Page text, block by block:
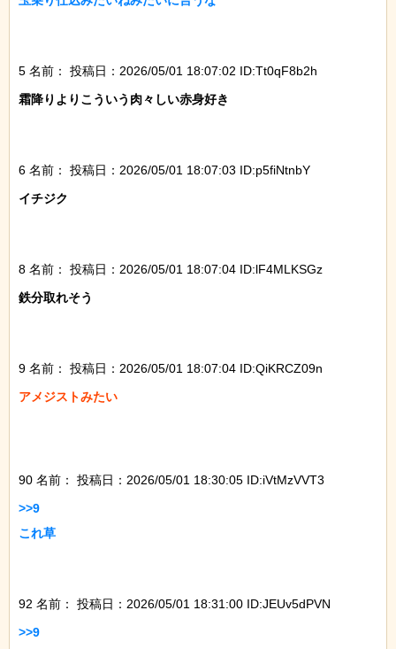
5 名前：
投稿日：2026/05/01 18:07:02 ID:Tt0qF8b2h
霜降りよりこういう肉々しい赤身好き
6 名前：
投稿日：2026/05/01 18:07:03 ID:p5fiNtnbY
イチジク
8 名前：
投稿日：2026/05/01 18:07:04 ID:lF4MLKSGz
鉄分取れそう
9 名前：
投稿日：2026/05/01 18:07:04 ID:QiKRCZ09n
アメジストみたい
90 名前：
投稿日：2026/05/01 18:30:05 ID:iVtMzVVT3
>>9
これ草
92 名前：
投稿日：2026/05/01 18:31:00 ID:JEUv5dPVN
>>9